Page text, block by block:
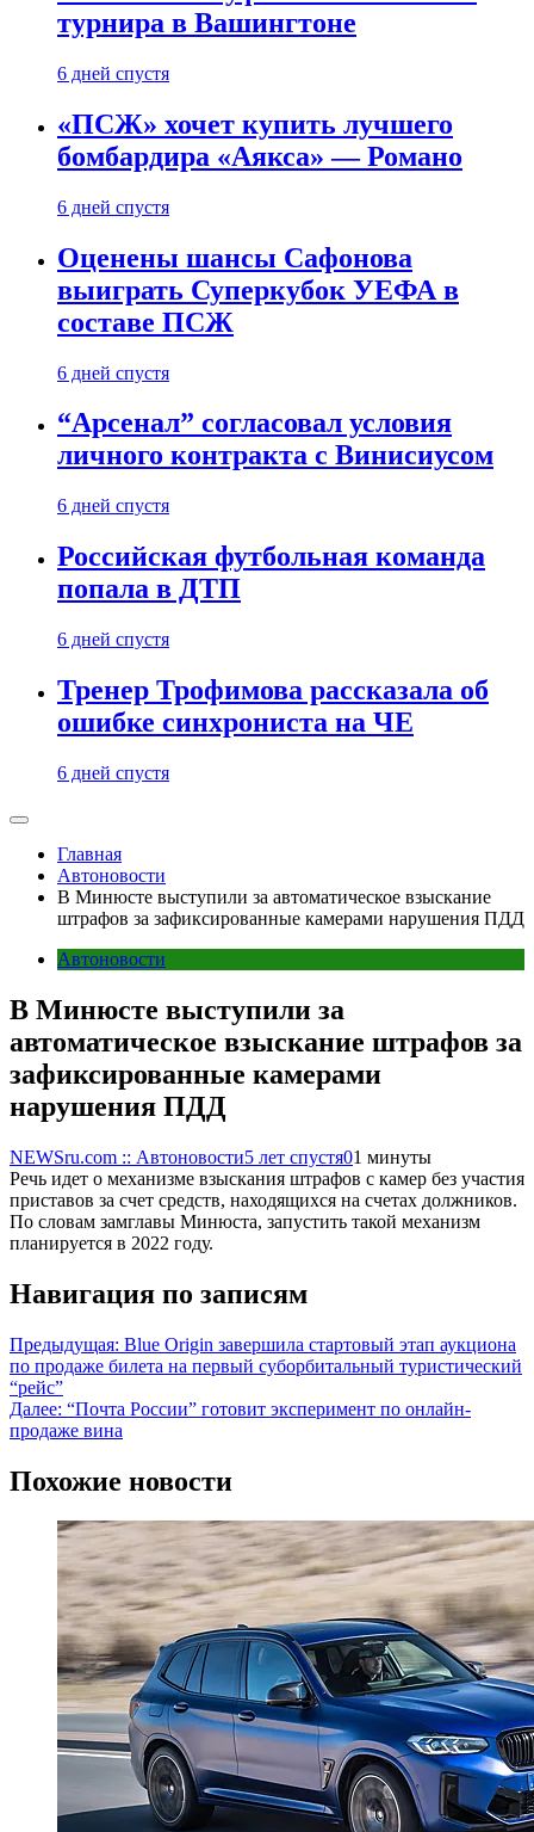
турнира в Вашингтоне
6 дней спустя
«ПСЖ» хочет купить лучшего
бомбардира «Аякса» — Романо
6 дней спустя
Оценены шансы Сафонова
выиграть Суперкубок УЕФА в
составе ПСЖ
6 дней спустя
“Арсенал” согласовал условия
личного контракта с Винисиусом
6 дней спустя
Российская футбольная команда
попала в ДТП
6 дней спустя
Тренер Трофимова рассказала об
ошибке синхрониста на ЧЕ
6 дней спустя
Главная
Автоновости
В Минюсте выступили за автоматическое взыскание
штрафов за зафиксированные камерами нарушения ПДД
Автоновости
В Минюсте выступили за
автоматическое взыскание штрафов за
зафиксированные камерами
нарушения ПДД
NEWSru.com :: Автоновости5 лет спустя01 минуты
Речь идет о механизме взыскания штрафов с камер без участия
приставов за счет средств, находящихся на счетах должников.
По словам замглавы Минюста, запустить такой механизм
планируется в 2022 году.
Навигация по записям
Предыдущая: Blue Origin завершила стартовый этап аукциона
по продаже билета на первый суборбитальный туристический
“рейс”
Далее: “Почта России” готовит эксперимент по онлайн-
продаже вина
Похожие новости